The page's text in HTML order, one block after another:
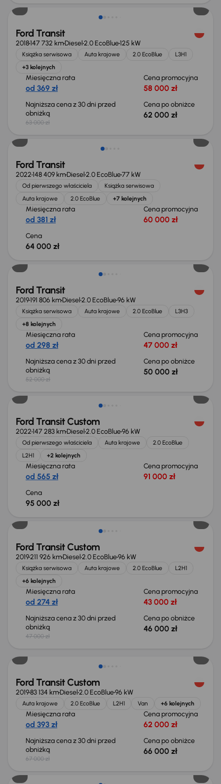
Ford Transit
2018147 732 kmDiesel2.0 EcoBlue125 kW
Książka serwisowa Auta krajowe 2.0 EcoBlue
L3H1
+3 kolejnych
Miesięczna rata
od 369 zł
Cena promocyjna
58 000 zł
Najniższa cena z 30 dni przed
obniżką
63 000 zł
Cena po obniżce
62 000 zł
Możliwość odliczenia VAT
Ford Transit
2022148 409 kmDiesel2.0 EcoBlue77 kW
Od pierwszego właściciela
Książka serwisowa
Auta krajowe
2.0 EcoBlue +7 kolejnych
Miesięczna rata
od 381 zł
Cena promocyjna
60 000 zł
Cena
64 000 zł
Taniej o 2 000 zł
Ford Transit
2019191 806 kmDiesel2.0 EcoBlue96 kW
Książka serwisowa Auta krajowe 2.0 EcoBlue
L3H3
+8 kolejnych
Miesięczna rata
od 298 zł
Cena promocyjna
47 000 zł
Najniższa cena z 30 dni przed
obniżką
52 000 zł
Cena po obniżce
50 000 zł
Świeżo skupione
Ford Transit Custom
2022147 283 kmDiesel2.0 EcoBlue96 kW
Od pierwszego właściciela Auta krajowe
2.0 EcoBlue
L2H1
+2 kolejnych
Miesięczna rata
od 565 zł
Cena promocyjna
91 000 zł
Cena
95 000 zł
Taniej o 1 000 zł
Ford Transit Custom
2019211 926 kmDiesel2.0 EcoBlue96 kW
Książka serwisowa Auta krajowe 2.0 EcoBlue
L2H1
+6 kolejnych
Miesięczna rata
od 274 zł
Cena promocyjna
43 000 zł
Najniższa cena z 30 dni przed
obniżką
47 000 zł
Cena po obniżce
46 000 zł
Ford Transit Custom
201983 134 kmDiesel2.0 EcoBlue96 kW
Auta krajowe 2.0 EcoBlue L2H1 Van +6 kolejnych
Miesięczna rata
od 393 zł
Cena promocyjna
62 000 zł
Najniższa cena z 30 dni przed
obniżką
67 000 zł
Cena po obniżce
66 000 zł
Taniej o 1 000 zł